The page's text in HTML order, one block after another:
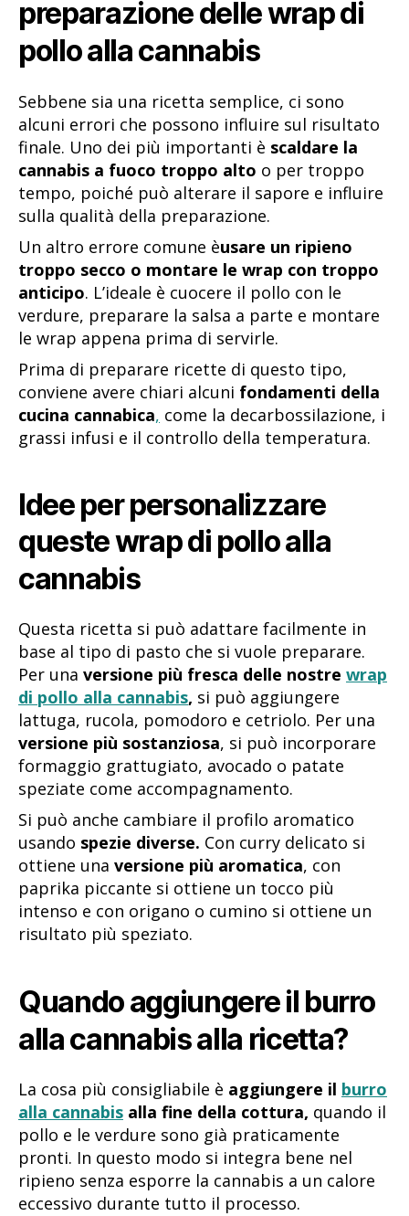
preparazione delle wrap di
pollo alla cannabis
Sebbene sia una ricetta semplice, ci sono
alcuni errori che possono influire sul risultato
finale. Uno dei più importanti è scaldare la
cannabis a fuoco troppo alto o per troppo
tempo, poiché può alterare il sapore e influire
sulla qualità della preparazione.
Un altro errore comune èusare un ripieno
troppo secco o montare le wrap con troppo
anticipo. L’ideale è cuocere il pollo con le
verdure, preparare la salsa a parte e montare
le wrap appena prima di servirle.
Prima di preparare ricette di questo tipo,
conviene avere chiari alcuni fondamenti della
cucina cannabica, come la decarbossilazione, i
grassi infusi e il controllo della temperatura.
Idee per personalizzare
queste wrap di pollo alla
cannabis
Questa ricetta si può adattare facilmente in
base al tipo di pasto che si vuole preparare.
Per una versione più fresca delle nostre wrap
di pollo alla cannabis, si può aggiungere
lattuga, rucola, pomodoro e cetriolo. Per una
versione più sostanziosa, si può incorporare
formaggio grattugiato, avocado o patate
speziate come accompagnamento.
Si può anche cambiare il profilo aromatico
usando spezie diverse. Con curry delicato si
ottiene una versione più aromatica, con
paprika piccante si ottiene un tocco più
intenso e con origano o cumino si ottiene un
risultato più speziato.
Quando aggiungere il burro
alla cannabis alla ricetta?
La cosa più consigliabile è aggiungere il burro
alla cannabis alla fine della cottura, quando il
pollo e le verdure sono già praticamente
pronti. In questo modo si integra bene nel
ripieno senza esporre la cannabis a un calore
eccessivo durante tutto il processo.